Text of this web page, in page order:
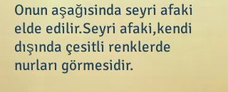
Onun aşağısinda seyri afaki
elde edilir.Seyri afaki,kendi
dışında çesitli renklerde
nurları görmesidir.